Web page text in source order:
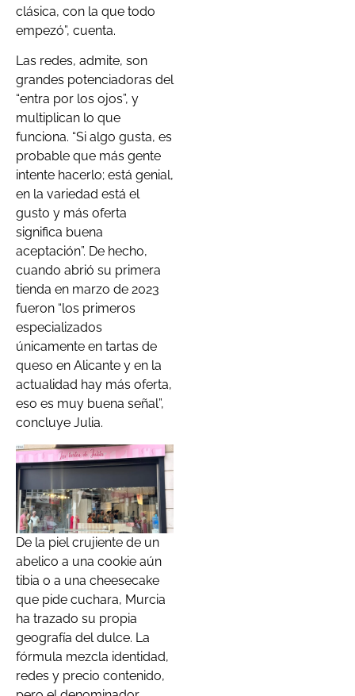
clásica, con la que todo
empezó”, cuenta.
Las redes, admite, son
grandes potenciadoras del
“entra por los ojos”, y
multiplican lo que
funciona. “Si algo gusta, es
probable que más gente
intente hacerlo; está genial,
en la variedad está el
gusto y más oferta
significa buena
aceptación”. De hecho,
cuando abrió su primera
tienda en marzo de 2023
fueron “los primeros
especializados
únicamente en tartas de
queso en Alicante y en la
actualidad hay más oferta,
eso es muy buena señal”,
concluye Julia.
De la piel crujiente de un
abelico a una cookie aún
tibia o a una cheesecake
que pide cuchara, Murcia
ha trazado su propia
geografía del dulce. La
fórmula mezcla identidad,
redes y precio contenido,